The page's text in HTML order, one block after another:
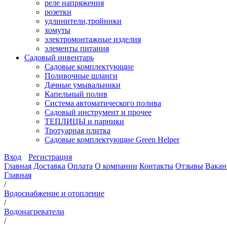
реле напряжения
розетки
удлинители,тройники
хомуты
электромонтажные изделия
элементы питания
Садовый инвентарь
Садовые комплектующие
Поливочные шланги
Дачные умывальники
Капельный полив
Система автоматического полива
Садовый инструмент и прочее
ТЕПЛИЦЫ и парники
Тротуарная плитка
Садовые комплектующие Green Helper
Вход
Регистрация
Главная Доставка Оплата О компании Контакты Отзывы
Главная
/
Водоснабжение и отопление
/
Водонагреватели
/